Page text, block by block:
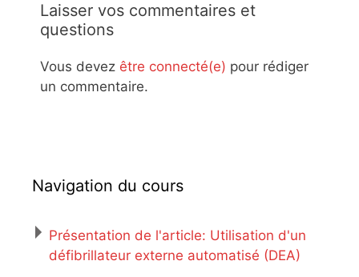
Laisser vos commentaires et
questions
Vous devez être connecté(e) pour rédiger
un commentaire.
Navigation du cours
Présentation de l'article: Utilisation d'un
défibrillateur externe automatisé (DEA)